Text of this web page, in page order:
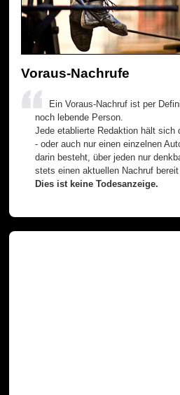
Voraus-Nachrufe
Ein Voraus-Nachruf ist per
noch lebende Person.
Jede etablierte Redaktion hält sich
- oder auch nur einen einzelnen
darin besteht, über jeden nur
stets einen aktuellen Nachruf bereit
Dies ist keine Todesanzeige.